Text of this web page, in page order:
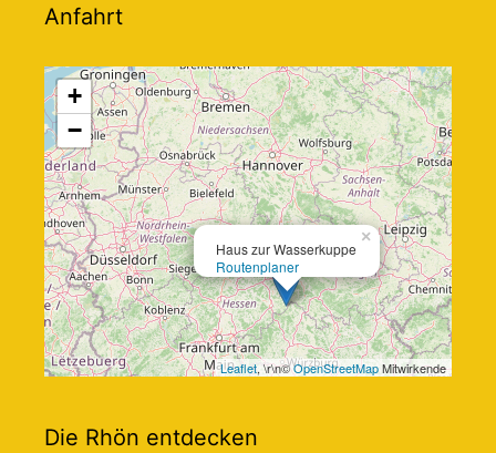
Anfahrt
Haus zur Wasserkuppe
Routenplaner
×
+
−
Leaflet, \r\n©OpenStreetMapMitwirkende
Die Rhön entdecken